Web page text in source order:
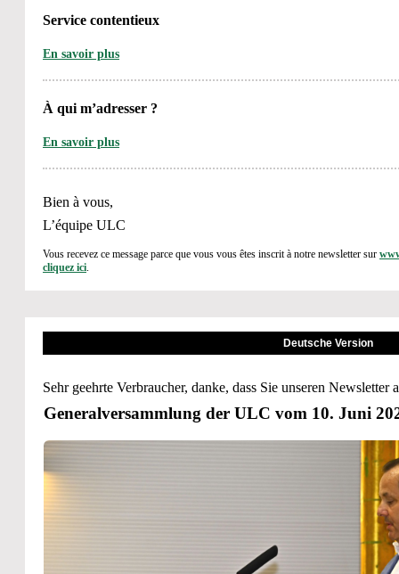
Service contentieux
En savoir plus
À qui m’adresser ?
En savoir plus
Bien à vous,
L’équipe ULC
Vous recevez ce message parce que vous vous êtes inscrit à notre newsletter sur
cliquez ici.
Deutsche Version
Sehr geehrte Verbraucher, danke, dass Sie unseren Newsletter
Generalversammlung der ULC vom 10. Juni